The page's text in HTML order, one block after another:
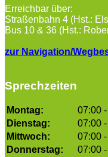
Erreichbar über:
Straßenbahn 4 (Hst.:
Bus 10 & 36 (Hst.:
zur Navigation/
Sprechzeiten
Montag:
07:00
Dienstag:
07:00
Mittwoch:
07:00
Donnerstag:
07:00